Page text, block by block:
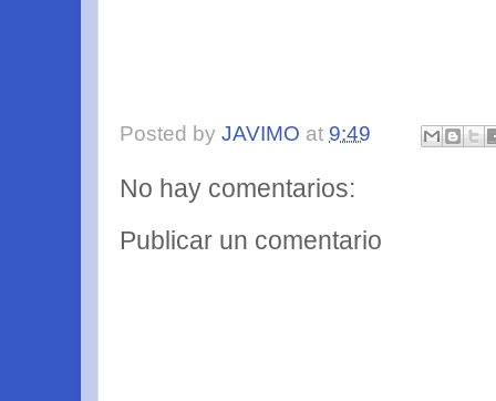
Posted byJAVIMO at 9:49
No hay comentarios:
Publicar un comentario